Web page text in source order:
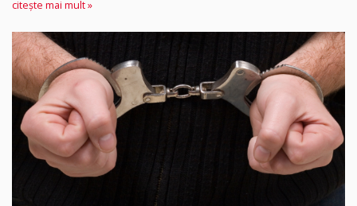
citește mai mult »